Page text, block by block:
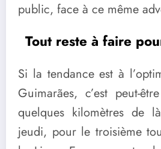
public, face à ce même
Tout reste à faire
Si la tendance est à
Guimarães, c’est peut-
quelques kilomètres de
jeudi, pour le troisième